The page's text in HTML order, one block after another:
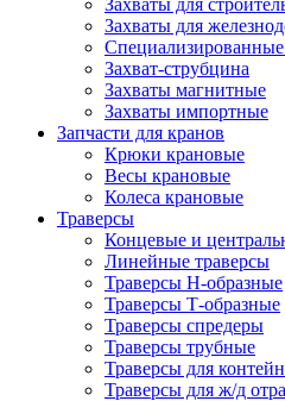
Захваты для
Захваты для
Специализированные
Захват-струбцина
Захваты магнитные
Захваты импортные
Запчасти для кранов
Крюки крановые
Весы крановые
Колеса крановые
Траверсы
Концевые и
Линейные траверсы
Траверсы Н-образные
Траверсы Т-образные
Траверсы спредеры
Траверсы трубные
Траверсы для
Траверсы для ж/д